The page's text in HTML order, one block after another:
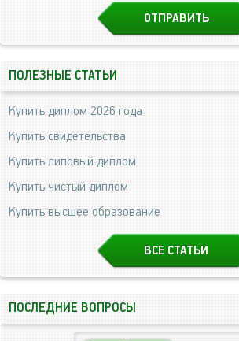
ПОЛЕЗНЫЕ СТАТЬИ
Купить диплом 2026 года
Купить свидетельства
Купить липовый диплом
Купить чистый диплом
Купить высшее образование
ВСЕ СТАТЬИ
ПОСЛЕДНИЕ ВОПРОСЫ